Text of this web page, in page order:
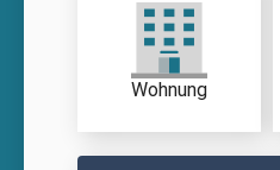
Wohnung